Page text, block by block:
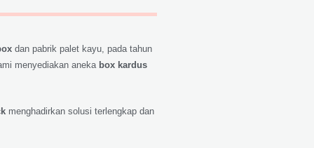
dan pabrik palet kayu, pada tahun
menyediakan aneka box kardus
menghadirkan solusi terlengkap dan